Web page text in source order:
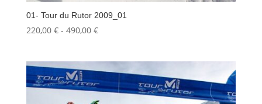
01- Tour du Rutor 2009_01
220,00 € - 490,00 €Fascia
da
220,00 €